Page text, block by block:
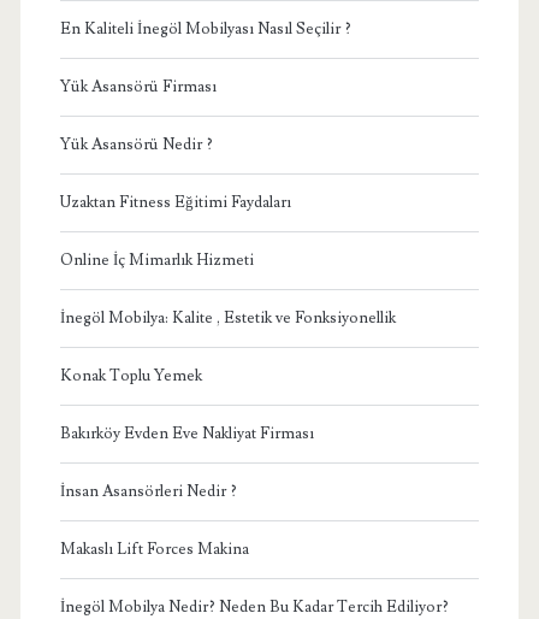
En Kaliteli İnegöl Mobilyası Nasıl Seçilir ?
Yük Asansörü Firması
Yük Asansörü Nedir ?
Uzaktan Fitness Eğitimi Faydaları
Online İç Mimarlık Hizmeti
İnegöl Mobilya: Kalite , Estetik ve Fonksiyonellik
Konak Toplu Yemek
Bakırköy Evden Eve Nakliyat Firması
İnsan Asansörleri Nedir ?
Makaslı Lift Forces Makina
İnegöl Mobilya Nedir? Neden Bu Kadar Tercih Ediliyor?